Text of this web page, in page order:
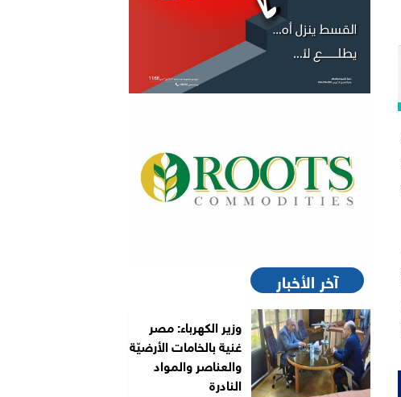
آخر الأخبار
وزير الكهرباء: مصر
غنية بالخامات الأرضيّة
والعناصر والمواد
النادرة